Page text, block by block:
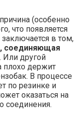
(особенно
что появляется
в том,
соединяющая
. Или другой
плохо держит
В процессе
по резинке и
оказаться на
соединения.